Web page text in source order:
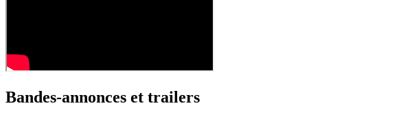
Bandes-annonces et trailers